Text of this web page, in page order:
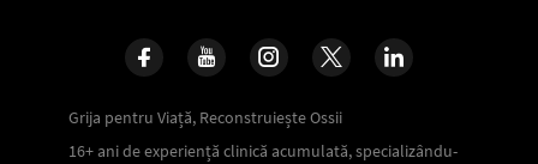
Grija pentru Viață, Reconstruiește Ossii
16+ ani de experiență clinică acumulată, specializându-